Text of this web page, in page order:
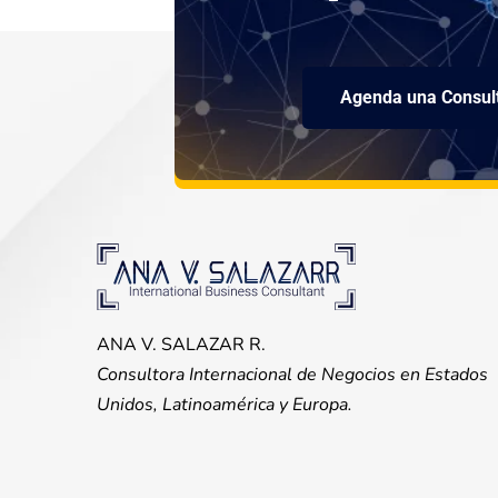
Agenda una
ANA V. SALAZAR R.
Consultora Internacional de Negocios en Estados
Unidos, Latinoamérica y Europa.